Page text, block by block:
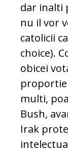
dar inalti
nu il vor
catolicii
choice).
obicei
proportie
multi,
Bush,
Irak